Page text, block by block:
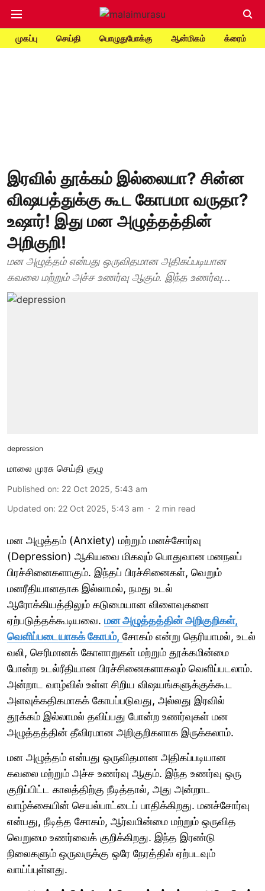
முகப்பு செய்தி பொழுதுபோக்கு ஆன்மிகம் க்ரைம்
இரவில் தூக்கம் இல்லையா? சின்ன
விஷயத்துக்கு கூட கோபமா வருதா?
உஷார்! இது மன அழுத்தத்தின்
அறிகுறி!
மன அழுத்தம் என்பது ஒருவிதமான அதிகப்படியான
கவலை மற்றும் அச்ச உணர்வு ஆகும். இந்த உணர்வு...
depression
மாலை முரசு செய்தி குழு
Published on: 22 Oct 2025, 5:43 am
Updated on: 22 Oct 2025, 5:43 am 2 min read
மன அழுத்தம் (Anxiety) மற்றும் மனச்சோர்வு
(Depression) ஆகியவை மிகவும் பொதுவான மனநலப்
பிரச்சினைகளாகும். இந்தப் பிரச்சினைகள், வெறும்
மனரீதியானதாக இல்லாமல், நமது உடல்
ஆரோக்கியத்திலும் கடுமையான விளைவுகளை
ஏற்படுத்தக்கூடியவை. மன அழுத்தத்தின் அறிகுறிகள்,
வெளிப்படையாகக் கோபம், சோகம் என்று தெரியாமல், உடல்
வலி, செரிமானக் கோளாறுகள் மற்றும் தூக்கமின்மை
போன்ற உடல்ரீதியான பிரச்சினைகளாகவும் வெளிப்படலாம்.
அன்றாட வாழ்வில் உள்ள சிறிய விஷயங்களுக்குக்கூட
அளவுக்கதிகமாகக் கோபப்படுவது, அல்லது இரவில்
தூக்கம் இல்லாமல் தவிப்பது போன்ற உணர்வுகள் மன
அழுத்தத்தின் தீவிரமான அறிகுறிகளாக இருக்கலாம்.
மன அழுத்தம் என்பது ஒருவிதமான அதிகப்படியான
கவலை மற்றும் அச்ச உணர்வு ஆகும். இந்த உணர்வு ஒரு
குறிப்பிட்ட காலத்திற்கு நீடித்தால், அது அன்றாட
வாழ்க்கையின் செயல்பாட்டைப் பாதிக்கிறது. மனச்சோர்வு
என்பது, நீடித்த சோகம், ஆர்வமின்மை மற்றும் ஒருவித
வெறுமை உணர்வைக் குறிக்கிறது. இந்த இரண்டு
நிலைகளும் ஒருவருக்கு ஒரே நேரத்தில் ஏற்படவும்
வாய்ப்புள்ளது.